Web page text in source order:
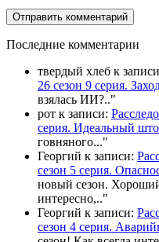
Последние комментарии
твердый хлеб к
26 сезон 9 серия.
взялась ИИ?.."
рот к записи:
серия. Идеальный
говняного..."
Георгий к записи:
сезон 5 серия.
новый сезон.
интересно,.."
Георгий к записи:
сезон 4 серия.